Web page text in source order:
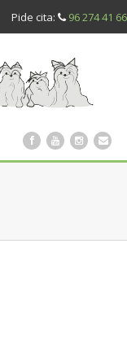
Pide cita: 96 274 41 66